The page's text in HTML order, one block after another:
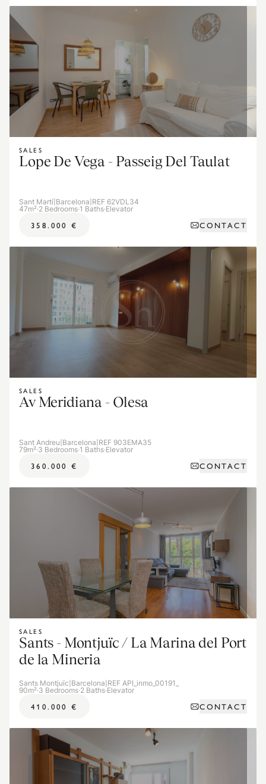
SALES
Lope De Vega - Passeig Del Taulat
Sant Martí Barcelona REF 62VDL34
47m²·2 Bedrooms·1 Baths·Elevator
358.000 € CONTACT
SALES
Av Meridiana - Olesa
Sant Andreu Barcelona REF 903EMA35
79m²·3 Bedrooms·1 Baths·Elevator
360.000 € CONTACT
SALES
Sants - Montjuïc / La Marina del Port
de la Mineria
Sants Montjuïc Barcelona REF API_inmo_00191_
90m²·3 Bedrooms·2 Baths·Elevator
410.000 € CONTACT